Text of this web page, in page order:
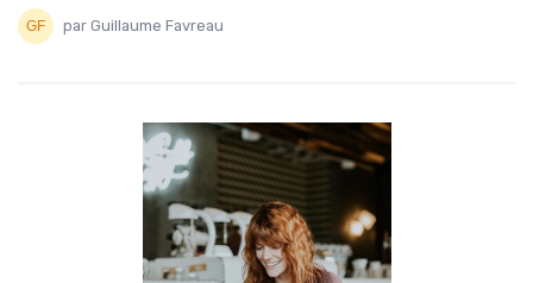
par Guillaume Favreau